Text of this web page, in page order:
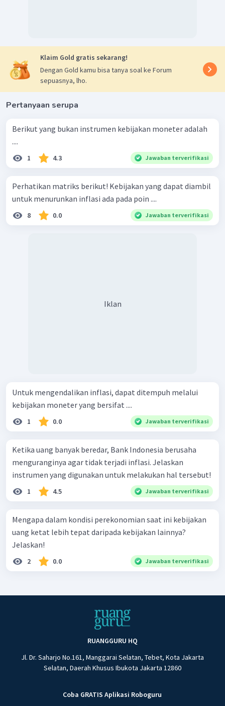
Klaim Gold gratis sekarang!
Dengan Gold kamu bisa tanya soal ke Forum
sepuasnya, lho.
Pertanyaan serupa
Berikut yang bukan instrumen kebijakan moneter adalah
....
1 4.3 Jawaban terverifikasi
Perhatikan matriks berikut! Kebijakan yang dapat diambil
untuk menurunkan inflasi ada pada poin ....
8 0.0 Jawaban terverifikasi
Iklan
Untuk mengendalikan inflasi, dapat ditempuh melalui
kebijakan moneter yang bersifat ....
1 0.0 Jawaban terverifikasi
Ketika uang banyak beredar, Bank Indonesia berusaha
menguranginya agar tidak terjadi inflasi. Jelaskan
instrumen yang digunakan untuk melakukan hal tersebut!
1 4.5 Jawaban terverifikasi
Mengapa dalam kondisi perekonomian saat ini kebijakan
uang ketat lebih tepat daripada kebijakan lainnya?
Jelaskan!
2 0.0 Jawaban terverifikasi
RUANGGURU HQ
Jl. Dr. Saharjo No.161, Manggarai Selatan, Tebet, Kota Jakarta
Selatan, Daerah Khusus Ibukota Jakarta 12860
Coba GRATIS Aplikasi Roboguru